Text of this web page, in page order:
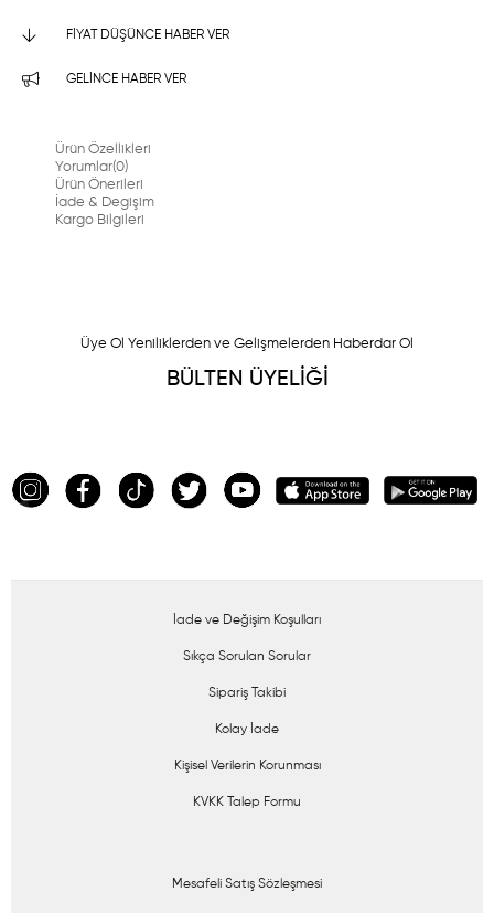
FIYAT DÜŞÜNCE HABER VER
GELINCE HABER VER
Ürün Özellikleri
Yorumlar(0)
Ürün Önerileri
İade & Degişim
Kargo Bilgileri
Üye Ol Yeniliklerden ve Gelişmelerden Haberdar Ol
BÜLTEN ÜYELİĞİ
İade ve Değişim Koşulları
Sıkça Sorulan Sorular
Sipariş Takibi
Kolay İade
Kişisel Verilerin Korunması
KVKK Talep Formu
Mesafeli Satış Sözleşmesi